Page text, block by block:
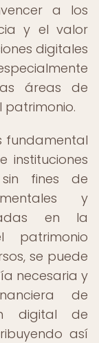
a los
y el valor
digitales
áreas de
patrimonio.
fundamental
instituciones
sin fines de
y
en la
patrimonio
se puede
necesaria y
de
digital de
así